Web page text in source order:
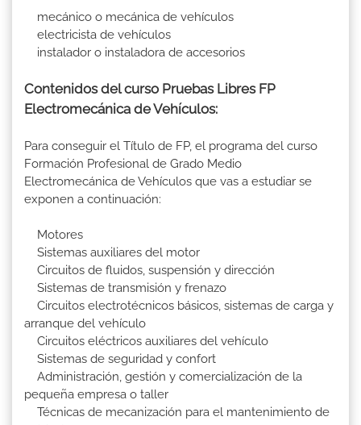
mecánico o mecánica de vehículos
electricista de vehículos
instalador o instaladora de accesorios
Contenidos del curso Pruebas Libres FP
Electromecánica de Vehículos:
Para conseguir el Título de FP, el programa del curso
Formación Profesional de Grado Medio
Electromecánica de Vehículos que vas a estudiar se
exponen a continuación:
Motores
Sistemas auxiliares del motor
Circuitos de fluidos, suspensión y dirección
Sistemas de transmisión y frenazo
Circuitos electrotécnicos básicos, sistemas de carga y
arranque del vehículo
Circuitos eléctricos auxiliares del vehículo
Sistemas de seguridad y confort
Administración, gestión y comercialización de la
pequeña empresa o taller
Técnicas de mecanización para el mantenimiento de